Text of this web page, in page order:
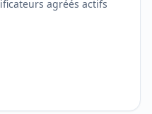
agréés actifs